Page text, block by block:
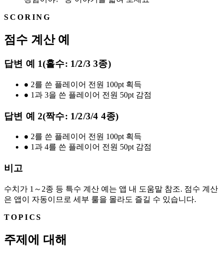
SCORING
점수 계산 예
답변 예 1(홀수: 1/2/3 3종)
● 2를 쓴 플레이어 전원 100pt 획득
● 1과 3을 쓴 플레이어 전원 50pt 감점
답변 예 2(짝수: 1/2/3/4 4종)
● 2를 쓴 플레이어 전원 100pt 획득
● 1과 4를 쓴 플레이어 전원 50pt 감점
비고
수치가 1～2종 등 특수 계산 예는 앱 내 도움말 참조. 점수 계산
은 앱이 자동이므로 세부 룰을 몰라도 즐길 수 있습니다.
TOPICS
주제에 대해